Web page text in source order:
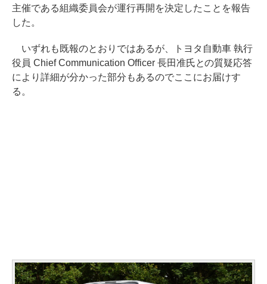
主催である組織委員会が運行再開を決定したことを報告
した。
いずれも既報のとおりではあるが、トヨタ自動車 執行
役員 Chief Communication Officer 長田准氏との質疑応答
により詳細が分かった部分もあるのでここにお届けす
る。